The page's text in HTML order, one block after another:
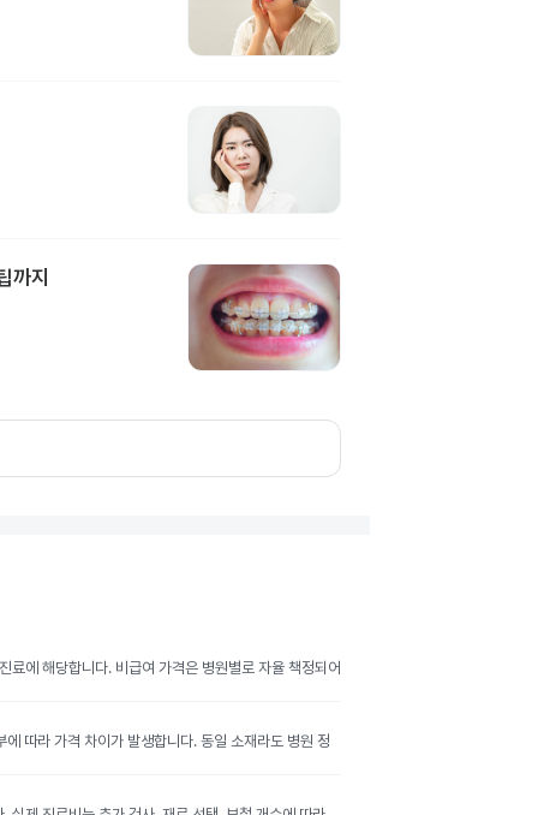
까지
에 해당합니다. 비급여 가격은 병원별로 자율 책정되어
따라 가격 차이가 발생합니다. 동일 소재라도 병원 정